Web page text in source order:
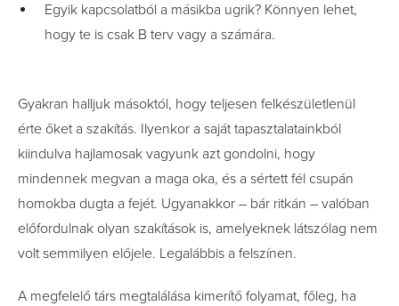
Egyik kapcsolatból a másikba ugrik? Könnyen lehet,
hogy te is csak B terv vagy a számára.
Gyakran halljuk másoktól, hogy teljesen felkészületlenül
érte őket a szakítás. Ilyenkor a saját tapasztalatainkból
kiindulva hajlamosak vagyunk azt gondolni, hogy
mindennek megvan a maga oka, és a sértett fél csupán
homokba dugta a fejét. Ugyanakkor – bár ritkán – valóban
előfordulnak olyan szakítások is, amelyeknek látszólag nem
volt semmilyen előjele. Legalábbis a felszínen.
A megfelelő társ megtalálása kimerítő folyamat, főleg, ha